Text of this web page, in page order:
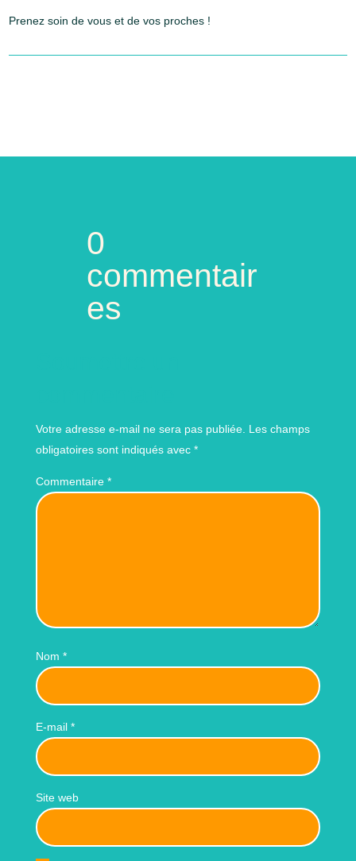
Prenez soin de vous et de vos proches !
0
commentair
es
Votre adresse e-mail ne sera pas publiée. Les champs
obligatoires sont indiqués avec *
Commentaire *
Nom *
E-mail *
Site web